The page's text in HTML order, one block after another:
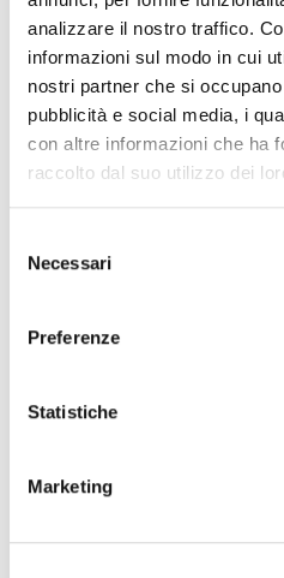
analizzare il nostro traffico.
informazioni sul modo in cui
nostri partner che si
pubblicità e social media, i
con altre informazioni che ha
raccolto dal suo utilizzo dei
delNecessari
Preferenze
Statistiche
Marketing
Cleo Soft Alu Talenti -